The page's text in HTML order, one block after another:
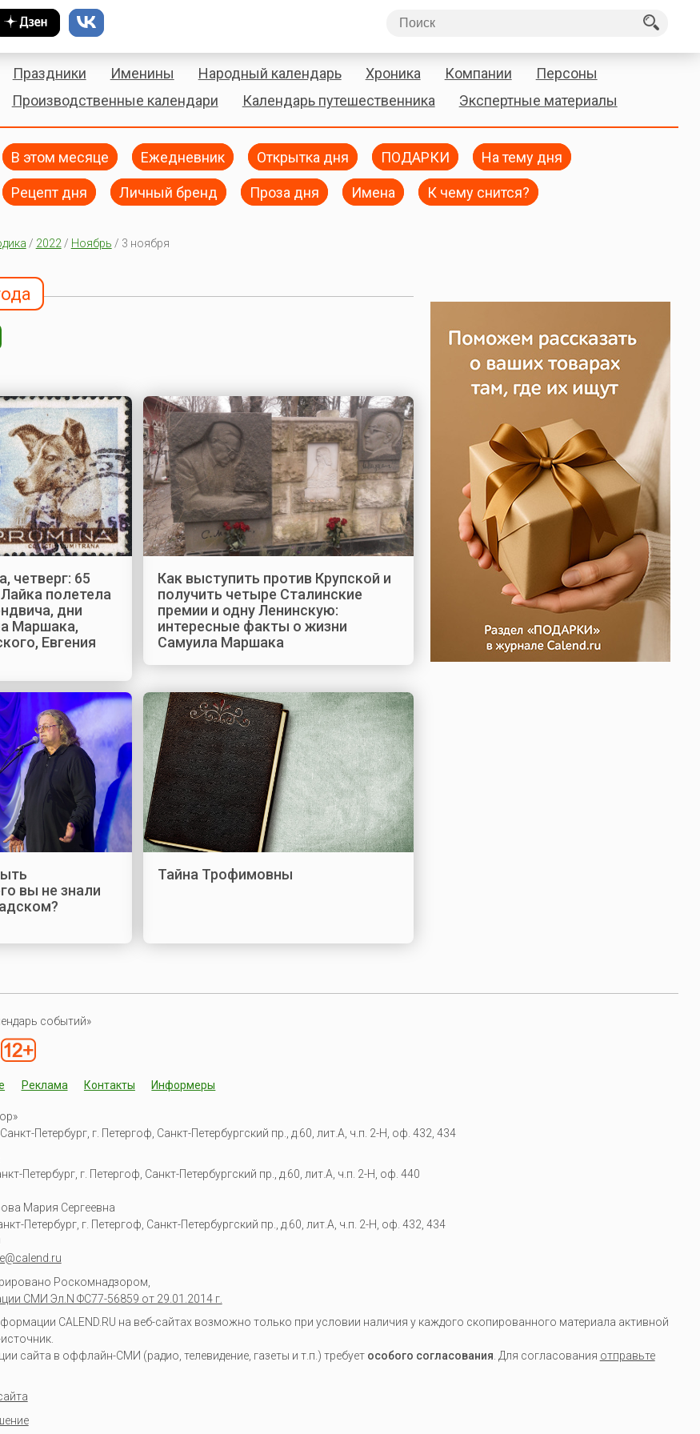
Праздники Именины Народный календарь Хроника Компании
Персоны
Производственные календари Календарь путешественника Экспертные материалы
В этом месяце Ежедневник Открытка дня ПОДАРКИ На тему дня
Рецепт дня Личный бренд Проза дня Имена К чему снится?
/ 2022 / Ноябрь / 3 ноября
четверг: 65
полетела
дни
Маршака,
Евгения
Как выступить против Крупской и
получить четыре Сталинские
премии и одну Ленинскую:
интересные факты о жизни
Самуила Маршака
вы не знали
Тайна Трофимовны
событий»
Реклама Контакты Информеры
Петербург, г. Петергоф, Санкт-Петербургский пр., д.60, лит.А, ч.п. 2-Н, оф. 432, 434
Петербург, г. Петергоф, Санкт-Петербургский пр., д.60, лит.А, ч.п. 2-Н, оф. 440
Мария Сергеевна
Петербург, г. Петергоф Санкт-Петербургский пр., д.60, лит.А, ч.п. 2-Н, оф. 432, 434
Роскомнадзором,
СМИ Эл.N ФС77-56859 от 29.01.2014 г.
CALEND.RU на веб-сайтах возможно только при условии наличия у каждого скопированного материала активной
сайта в оффлайн-СМИ (радио, телевидение, газеты и т.п.) требует особого согласования. Для согласования отправьте